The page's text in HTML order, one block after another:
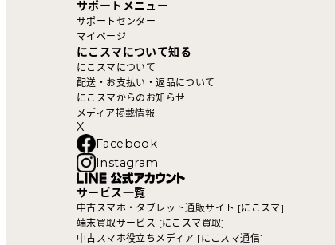
サポートメニュー
サポートセンター
マイページ
にこスマについて知る
にこスマについて
配送・お支払い・返品について
にこスマからのお知らせ
メディア掲載情報
X
Facebook
Instagram
サービス一覧
中古スマホ・タブレット通販サイト [にこスマ]
端末買取サービス [にこスマ買取]
中古スマホ役立ちメディア [にこスマ通信]